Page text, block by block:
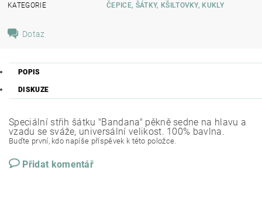
KATEGORIE
ČEPICE, ŠÁTKY, KŠILTOVKY, KUKLY
Dotaz
POPIS
DISKUZE
Speciální střih šátku "Bandana" pěkně sedne na hlavu a
vzadu se sváže, universální velikost. 100% bavlna.
Buďte první, kdo napíše příspěvek k této položce.
Přidat komentář